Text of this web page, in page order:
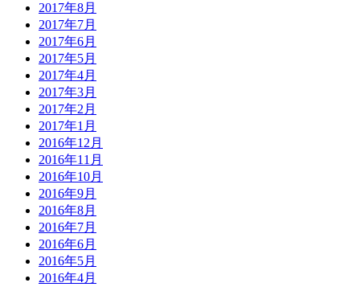
2017年8月
2017年7月
2017年6月
2017年5月
2017年4月
2017年3月
2017年2月
2017年1月
2016年12月
2016年11月
2016年10月
2016年9月
2016年8月
2016年7月
2016年6月
2016年5月
2016年4月